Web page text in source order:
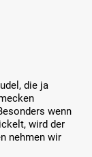
die ja
wenn
wird der
nehmen wir